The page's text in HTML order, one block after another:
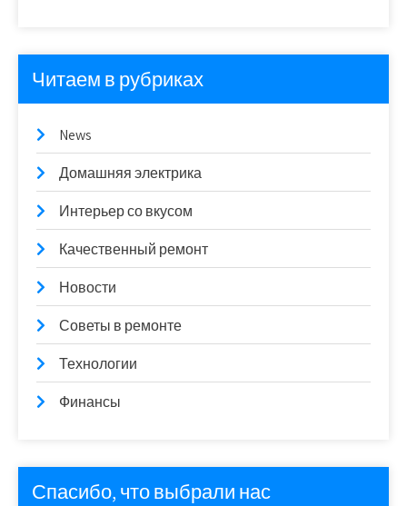
Читаем в рубриках
News
Домашняя электрика
Интерьер со вкусом
Качественный ремонт
Новости
Советы в ремонте
Технологии
Финансы
Спасибо, что выбрали нас